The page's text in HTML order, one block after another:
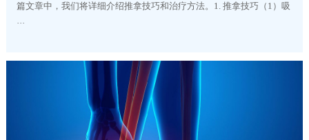
篇文章中，我们将详细介绍推拿技巧和治疗方法。1. 推拿技巧（1）吸
···